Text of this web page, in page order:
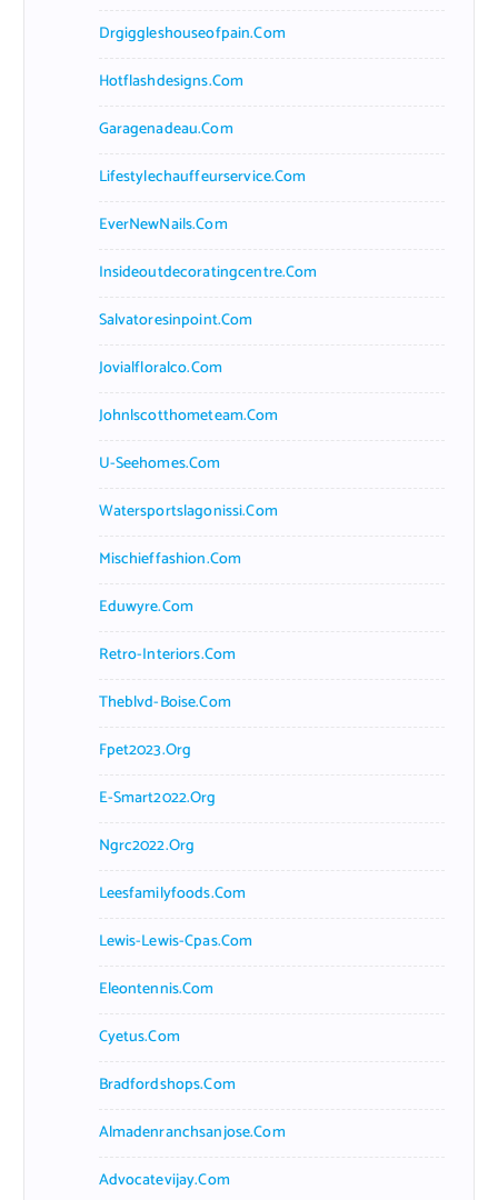
Drgiggleshouseofpain.com
Hotflashdesigns.com
Garagenadeau.com
Lifestylechauffeurservice.com
EverNewNails.com
Insideoutdecoratingcentre.com
Salvatoresinpoint.com
Jovialfloralco.com
Johnlscotthometeam.com
U-Seehomes.com
Watersportslagonissi.com
Mischieffashion.com
Eduwyre.com
Retro-Interiors.com
Theblvd-Boise.com
Fpet2023.org
E-Smart2022.org
Ngrc2022.org
Leesfamilyfoods.com
Lewis-Lewis-Cpas.com
Eleontennis.com
Cyetus.com
Bradfordshops.com
Almadenranchsanjose.com
Advocatevijay.com